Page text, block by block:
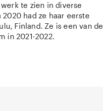
werk te zien in diverse
had ze haar eerste
Finland. Ze is een van de
in 2021-2022.